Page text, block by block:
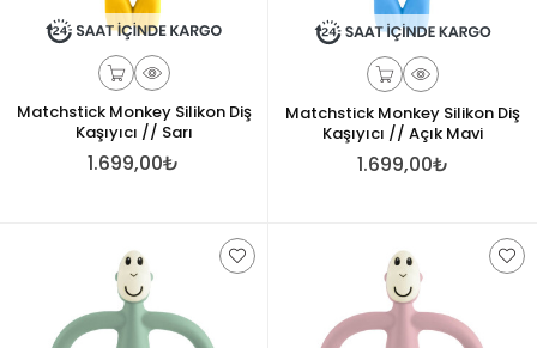
Matchstick Monkey Silikon Diş
Kaşıyıcı // Sarı
1.699,00₺
Matchstick Monkey Silikon Diş
Kaşıyıcı // Açık Mavi
1.699,00₺